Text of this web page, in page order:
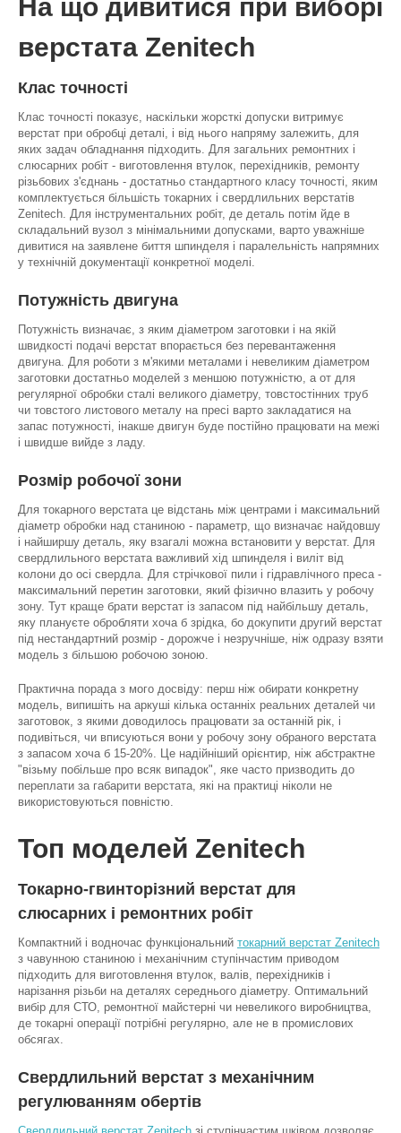
На що дивитися при виборі
верстата Zenitech
Клас точності
Клас точності показує, наскільки жорсткі допуски витримує
верстат при обробці деталі, і від нього напряму залежить, для
яких задач обладнання підходить. Для загальних ремонтних і
слюсарних робіт - виготовлення втулок, перехідників, ремонту
різьбових з'єднань - достатньо стандартного класу точності, яким
комплектується більшість токарних і свердлильних верстатів
Zenitech. Для інструментальних робіт, де деталь потім йде в
складальний вузол з мінімальними допусками, варто уважніше
дивитися на заявлене биття шпинделя і паралельність напрямних
у технічній документації конкретної моделі.
Потужність двигуна
Потужність визначає, з яким діаметром заготовки і на якій
швидкості подачі верстат впорається без перевантаження
двигуна. Для роботи з м'якими металами і невеликим діаметром
заготовки достатньо моделей з меншою потужністю, а от для
регулярної обробки сталі великого діаметру, товстостінних труб
чи товстого листового металу на пресі варто закладатися на
запас потужності, інакше двигун буде постійно працювати на межі
і швидше вийде з ладу.
Розмір робочої зони
Для токарного верстата це відстань між центрами і максимальний
діаметр обробки над станиною - параметр, що визначає найдовшу
і найширшу деталь, яку взагалі можна встановити у верстат. Для
свердлильного верстата важливий хід шпинделя і виліт від
колони до осі свердла. Для стрічкової пили і гідравлічного преса -
максимальний перетин заготовки, який фізично влазить у робочу
зону. Тут краще брати верстат із запасом під найбільшу деталь,
яку плануєте обробляти хоча б зрідка, бо докупити другий верстат
під нестандартний розмір - дорожче і незручніше, ніж одразу взяти
модель з більшою робочою зоною.
Практична порада з мого досвіду: перш ніж обирати конкретну
модель, випишіть на аркуші кілька останніх реальних деталей чи
заготовок, з якими доводилось працювати за останній рік, і
подивіться, чи вписуються вони у робочу зону обраного верстата
з запасом хоча б 15-20%. Це надійніший орієнтир, ніж абстрактне
"візьму побільше про всяк випадок", яке часто призводить до
переплати за габарити верстата, які на практиці ніколи не
використовуються повністю.
Топ моделей Zenitech
Токарно-гвинторізний верстат для
слюсарних і ремонтних робіт
Компактний і водночас функціональний токарний верстат Zenitech
з чавунною станиною і механічним ступінчастим приводом
підходить для виготовлення втулок, валів, перехідників і
нарізання різьби на деталях середнього діаметру. Оптимальний
вибір для СТО, ремонтної майстерні чи невеликого виробництва,
де токарні операції потрібні регулярно, але не в промислових
обсягах.
Свердлильний верстат з механічним
регулюванням обертів